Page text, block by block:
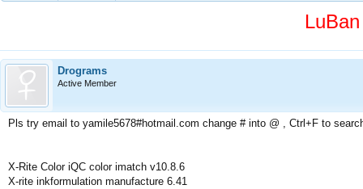
Drograms
Active Member
Pls try email to yamile5678#hotmail.com change # into @ , Ctrl+F to
X-Rite Color iQC color imatch v10.8.6
X-rite inkformulation manufacture 6.41